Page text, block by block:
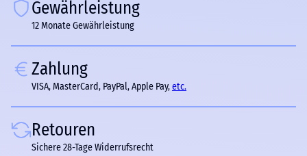
Gewährleistung
12 Monate Gewährleistung
Zahlung
VISA, MasterCard, PayPal, Apple Pay,etc.
Retouren
Sichere 28-Tage Widerrufsrecht